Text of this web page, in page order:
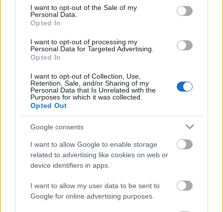
consent section.
I want to opt-out of the Sale of my
Personal Data.
Opted In
I want to opt-out of processing my
Personal Data for Targeted Advertising.
Opted In
I want to opt-out of Collection, Use,
Retention, Sale, and/or Sharing of my
Personal Data that Is Unrelated with the
Purposes for which it was collected.
Opted Out
Google consents
I want to allow Google to enable storage
related to advertising like cookies on web or
device identifiers in apps.
I want to allow my user data to be sent to
Google for online advertising purposes.
Frászt!
Publikus Team•2022. augusztus 01.
A Battle of the Bulge elnevezés nem sokaknak
árulhatja el, hogy miről is lehet szó, segítséggel még
akkor sem, ha az egy híres háborús film címe.
Tükörfordításról biztos nem volt szó, amikor 1977-
ben a hazai mozik vásznán is megjelent A halál ötven
órája címmel. A film témája az ardenneki offenzíva,…